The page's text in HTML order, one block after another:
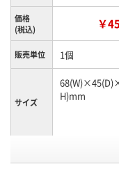
価格
(税込)
￥
販売単位 1個
サイズ
H)mm
重量